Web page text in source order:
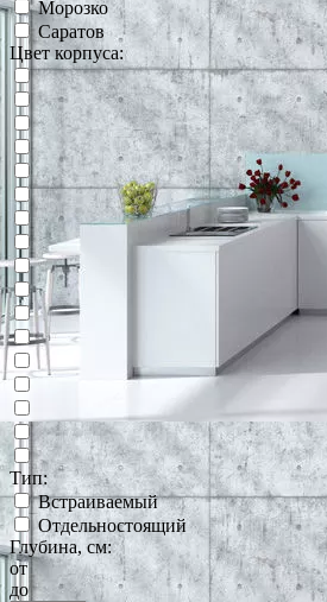
Морозко
Саратов
Цвет корпуса:
Тип:
Встраиваемый
Отдельностоящий
Глубина, см:
от
до